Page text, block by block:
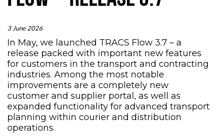
3 June 2026
In May, we launched TRACS Flow 3.7 – a
release packed with important new features
for customers in the transport and contracting
industries. Among the most notable
improvements are a completely new
customer and supplier portal, as well as
expanded functionality for advanced transport
planning within courier and distribution
operations.